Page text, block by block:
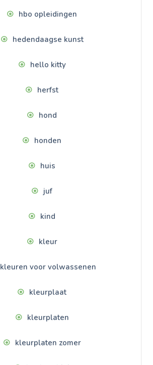
hbo opleidingen
hedendaagse kunst
hello kitty
herfst
hond
honden
huis
juf
kind
kleur
kleuren voor volwassenen
kleurplaat
kleurplaten
kleurplaten zomer